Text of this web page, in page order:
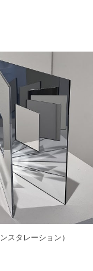
スタレーション）